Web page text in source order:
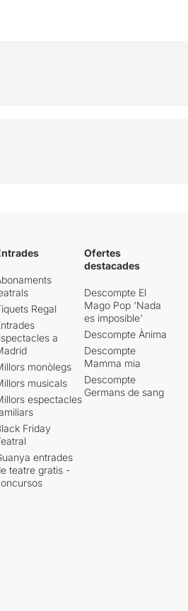
Regal
a
monòlegs
musicals
espectacles
Friday
entrades
teatre gratis -
Ofertes
destacades
Descompte El
Mago Pop 'Nada
es imposible'
Descompte Ànima
Descompte
Mamma mia
Descompte
Germans de sang